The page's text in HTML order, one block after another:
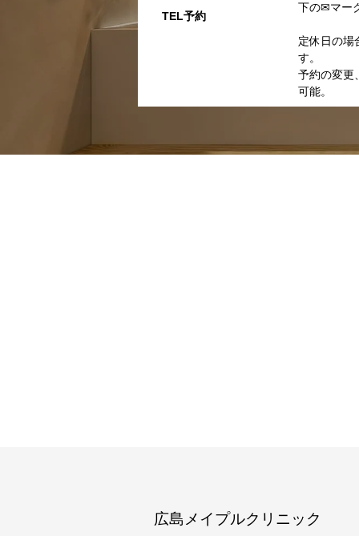
TEL予約
下の✉マー
定休日の場
す。
予約の変更
可能。
広島メイプルクリニック